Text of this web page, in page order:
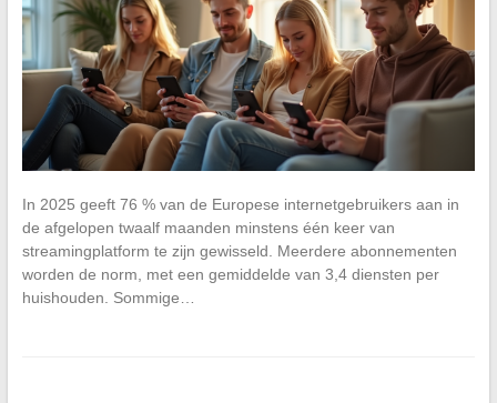
In 2025 geeft 76 % van de Europese internetgebruikers aan in
de afgelopen twaalf maanden minstens één keer van
streamingplatform te zijn gewisseld. Meerdere abonnementen
worden de norm, met een gemiddelde van 3,4 diensten per
huishouden. Sommige…